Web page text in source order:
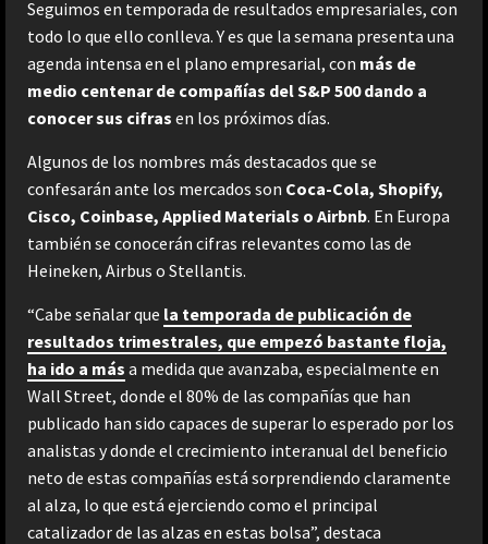
Seguimos en temporada de resultados empresariales, con
todo lo que ello conlleva. Y es que la semana presenta una
agenda intensa en el plano empresarial, con más de
medio centenar de compañías del S&P 500 dando a
conocer sus cifras en los próximos días.
Algunos de los nombres más destacados que se
confesarán ante los mercados son Coca-Cola, Shopify,
Cisco, Coinbase, Applied Materials o Airbnb. En Europa
también se conocerán cifras relevantes como las de
Heineken, Airbus o Stellantis.
“Cabe señalar que la temporada de publicación de
resultados trimestrales, que empezó bastante floja,
ha ido a más a medida que avanzaba, especialmente en
Wall Street, donde el 80% de las compañías que han
publicado han sido capaces de superar lo esperado por los
analistas y donde el crecimiento interanual del beneficio
neto de estas compañías está sorprendiendo claramente
al alza, lo que está ejerciendo como el principal
catalizador de las alzas en estas bolsa”, destaca